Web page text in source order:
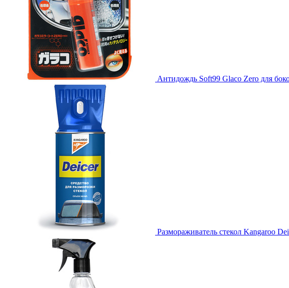
Антидождь Soft99 Glaco Zero для
Размораживатель стекол Kangaroo